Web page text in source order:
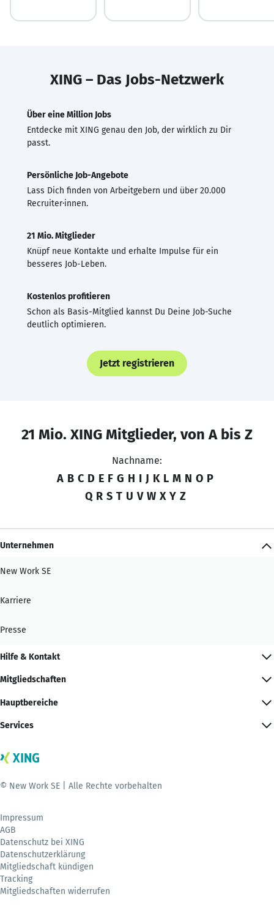
XING – Das Jobs-Netzwerk
Über eine Million Jobs
Entdecke mit XING genau den Job, der wirklich zu Dir
passt.
Persönliche Job-Angebote
Lass Dich finden von Arbeitgebern und über 20.000
Recruiter·innen.
21 Mio. Mitglieder
Knüpf neue Kontakte und erhalte Impulse für ein
besseres Job-Leben.
Kostenlos profitieren
Schon als Basis-Mitglied kannst Du Deine Job-Suche
deutlich optimieren.
Jetzt registrieren
21 Mio. XING Mitglieder, von A bis Z
Nachname:
A B C D E F G H I J K L M N O P
Q R S T U V W X Y Z
Unternehmen
New Work SE
Karriere
Presse
Hilfe & Kontakt
Mitgliedschaften
Hauptbereiche
Services
© New Work SE | Alle Rechte vorbehalten
Impressum
AGB
Datenschutz bei XING
Datenschutzerklärung
Mitgliedschaft kündigen
Tracking
Mitgliedschaften widerrufen